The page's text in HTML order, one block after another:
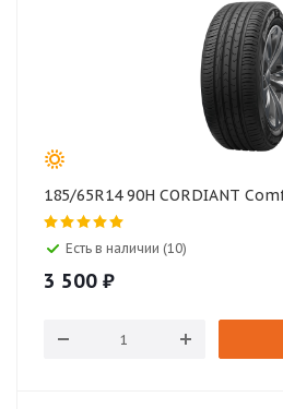
185/65R14 90H CORDIANT
Есть в наличии (10)
3 500 ₽